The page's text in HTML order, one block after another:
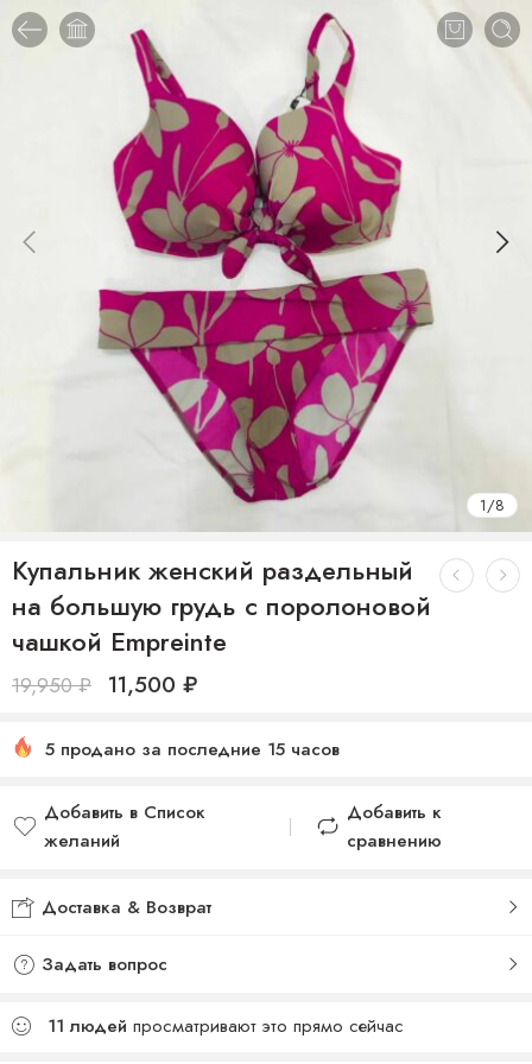
1/8
Купальник женский раздельный
на большую грудь с поролоновой
чашкой Empreinte
19,950₽ 11,500 ₽
5 продано за последние 15 часов
Добавить в Список
желаний
Добавить к
сравнению
Доставка & Возврат
Задать вопрос
11 людей просматривают это прямо сейчас